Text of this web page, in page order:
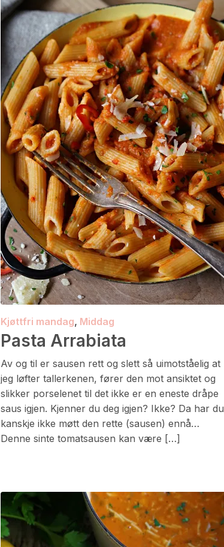
Kjøttfri mandag, Middag
Pasta Arrabiata
Av og til er sausen rett og slett så uimotståelig at
jeg løfter tallerkenen, fører den mot ansiktet og
slikker porselenet til det ikke er en eneste dråpe
saus igjen. Kjenner du deg igjen? Ikke? Da har du
kanskje ikke møtt den rette (sausen) ennå…
Denne sinte tomatsausen kan være […]